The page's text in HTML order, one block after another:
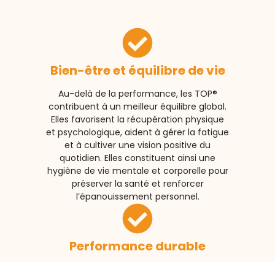
Bien-être et équilibre de vie
Au-delà de la performance, les TOP®
contribuent à un meilleur équilibre global.
Elles favorisent la récupération physique
et psychologique, aident à gérer la fatigue
et à cultiver une vision positive du
quotidien. Elles constituent ainsi une
hygiène de vie mentale et corporelle pour
préserver la santé et renforcer
l’épanouissement personnel.
Performance durable